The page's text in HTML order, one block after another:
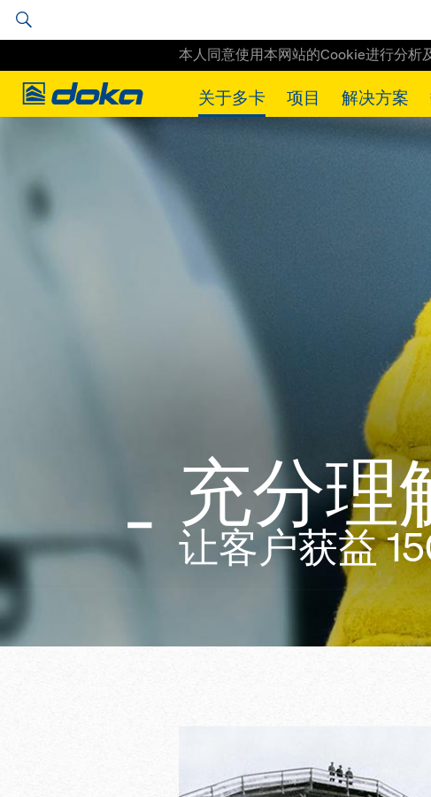
本人同意使用本网站的Cookie进行分析
Doka
关于多卡 项目 解决方案
Doka 关于多卡
充分理
让客户获益